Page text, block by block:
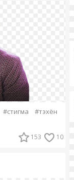
#стигма
#тэхён
153 10